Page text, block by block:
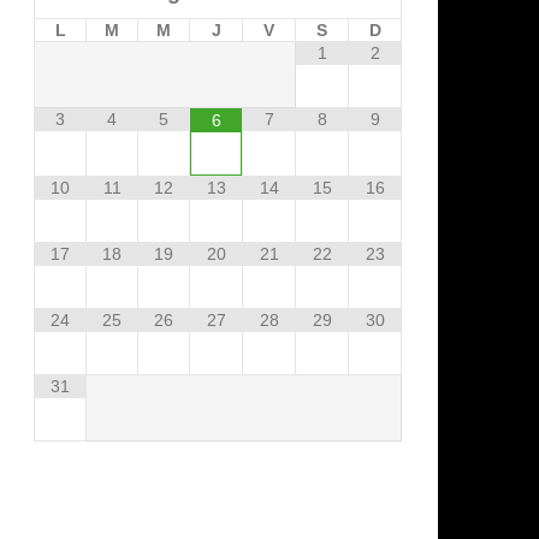
L M M J V S
D
1
2
3 4 5 6 7 8 9
10 11 12 13 14 15 16
17 18 19 20 21 22 23
24 25 26 27 28 29 30
31